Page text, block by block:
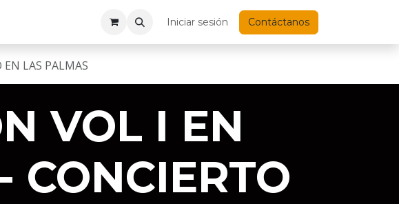
Iniciar sesión Contáctanos
EN LAS PALMAS
VOL I EN
CONCIERTO